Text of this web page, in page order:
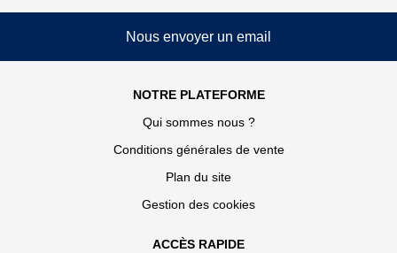
Nous envoyer un email
NOTRE PLATEFORME
Qui sommes nous ?
Conditions générales de vente
Plan du site
Gestion des cookies
ACCÈS RAPIDE